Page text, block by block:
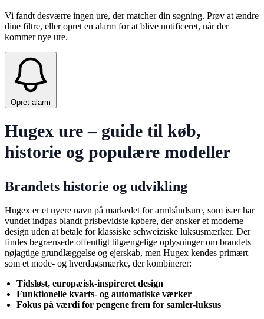
Vi fandt desværre ingen ure, der matcher din søgning. Prøv at ændre
dine filtre, eller opret en alarm for at blive notificeret, når der
kommer nye ure.
Opret alarm
Hugex ure – guide til køb,
historie og populære modeller
Brandets historie og udvikling
Hugex er et nyere navn på markedet for armbåndsure, som især har
vundet indpas blandt prisbevidste købere, der ønsker et moderne
design uden at betale for klassiske schweiziske luksusmærker. Der
findes begrænsede offentligt tilgængelige oplysninger om brandets
nøjagtige grundlæggelse og ejerskab, men Hugex kendes primært
som et mode- og hverdagsmærke, der kombinerer:
Tidsløst, europæisk-inspireret design
Funktionelle kvarts- og automatiske værker
Fokus på værdi for pengene frem for samler-luksus